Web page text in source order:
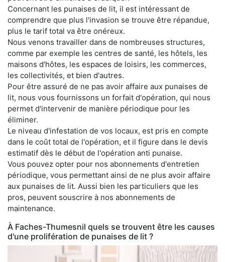
Concernant les punaises de lit, il est intéressant de
comprendre que plus l'invasion se trouve être répandue,
plus le tarif total va être onéreux.
Nous venons travailler dans de nombreuses structures,
comme par exemple les centres de santé, les hôtels, les
maisons d'hôtes, les espaces de loisirs, les commerces,
les collectivités, et bien d'autres.
Pour être assuré de ne pas avoir affaire aux punaises de
lit, nous vous fournissons un forfait d'opération, qui nous
permet d'intervenir de manière périodique pour les
éliminer.
Le niveau d'infestation de vos locaux, est pris en compte
dans le coût total de l'opération, et il figure dans le devis
estimatif dès le début de l'opération anti punaise.
Vous pouvez opter pour nos abonnements d'entretien
périodique, vous permettant ainsi de ne plus avoir affaire
aux punaises de lit. Aussi bien les particuliers que les
pros, peuvent souscrire à nos abonnements de
maintenance.
À Faches-Thumesnil quels se trouvent être les causes
d'une prolifération de punaises de lit ?